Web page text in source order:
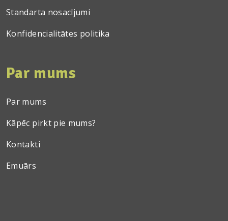
Standarta nosacījumi
Konfidencialitātes politika
Par mums
Par mums
Kāpēc pirkt pie mums?
Kontakti
Emuārs